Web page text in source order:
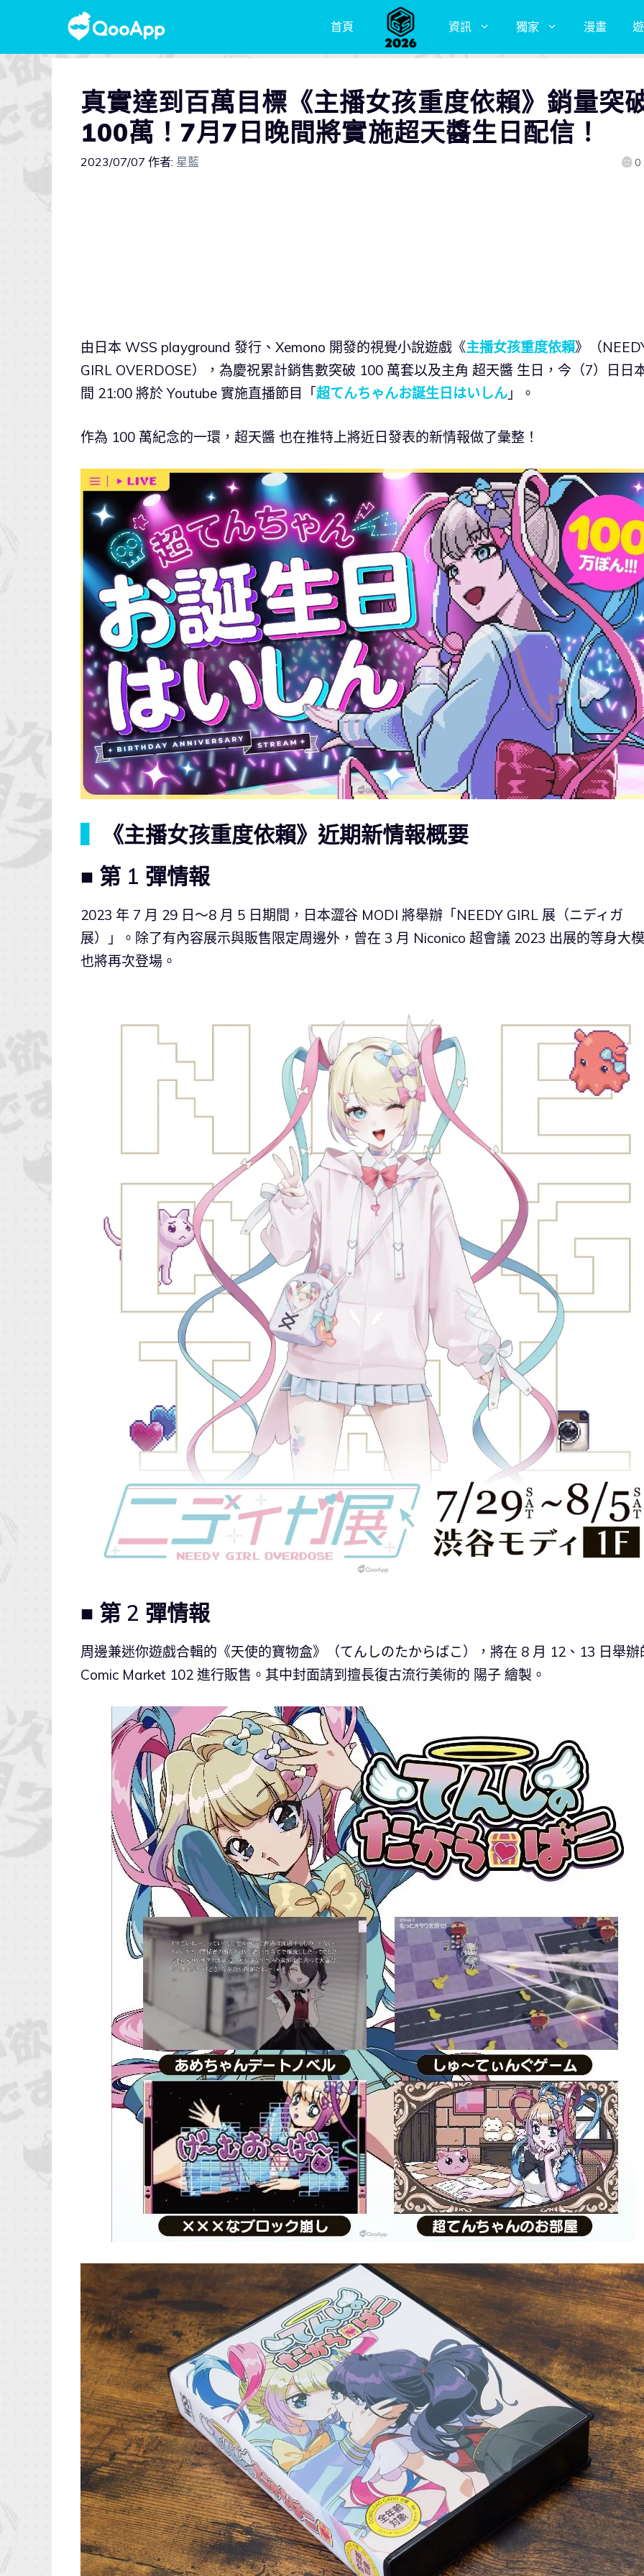
首頁 資訊 獨家 漫畫
真實達到百萬目標《主播女孩重度依賴》銷量突
100萬！7月7日晚間將實施超天醬生日配信！
2023/07/07 作者: 星藍 0
由日本 WSS playground 發行、Xemono 開發的視覺小說遊戲《主播女孩重度依賴》（
GIRL OVERDOSE），為慶祝累計銷售數突破 100 萬套以及主角 超天醬 生日，今（7）日日
間 21:00 將於 Youtube 實施直播節目「超てんちゃんお誕生日はいしん 」。
作為 100 萬紀念的一環，超天醬 也在推特上將近日發表的新情報做了彙整！
《主播女孩重度依賴》近期新情報概要
■ 第 1 彈情報
2023 年 7 月 29 日～8 月 5 日期間，日本澀谷 MODI 將舉辦「NEEDY GIRL 展（ニディガ
展）」。除了有內容展示與販售限定周邊外，曾在 3 月 Niconico 超會議 2023 出展的等身大
也將再次登場。
■ 第 2 彈情報
周邊兼迷你遊戲合輯的《天使的寶物盒》（てんしのたからばこ），將在 8 月 12、13 日舉辦
Comic Market 102 進行販售。其中封面請到擅長復古流行美術的 陽子 繪製。